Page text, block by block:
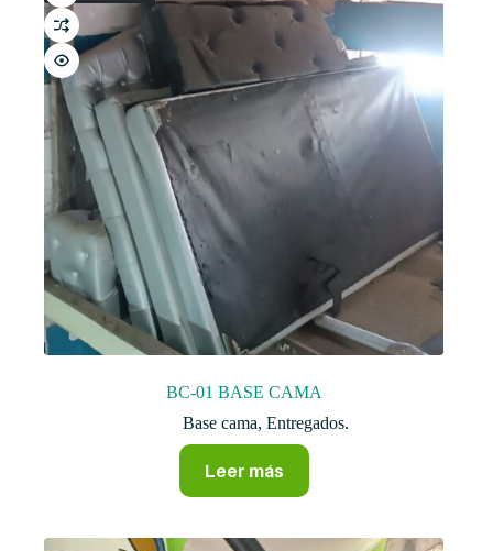
BC-01 BASE CAMA
Base cama,Entregados.
Leer más